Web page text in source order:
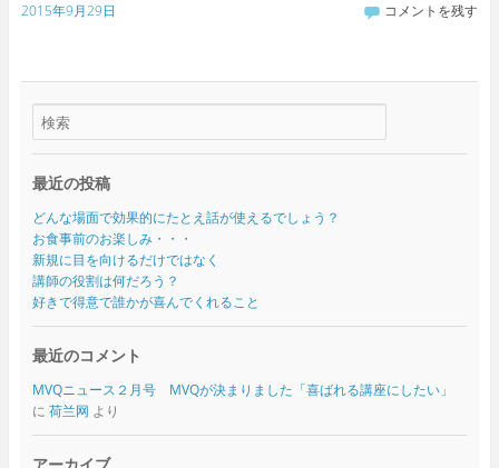
2015年9月29日 コメントを残す
最近の投稿
どんな場面で効果的にたとえ話が使えるでしょう？
お食事前のお楽しみ・・・
新規に目を向けるだけではなく
講師の役割は何だろう？
好きで得意で誰かが喜んでくれること
最近のコメント
MVQニュース２月号 MVQが決まりました「喜ばれる講座にしたい」
に 荷兰网 より